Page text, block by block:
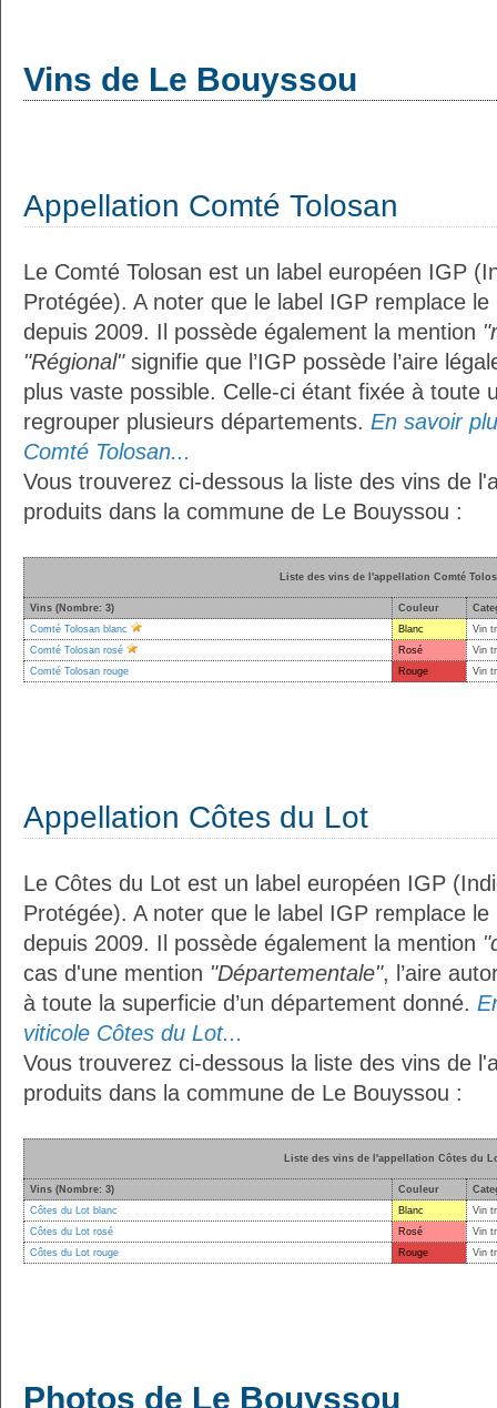
Vins de Le Bouyssou
Appellation Comté Tolosan
Le Comté Tolosan est un label européen IGP
Protégée). A noter que le label IGP remplace
depuis 2009. Il possède également la mention
"Régional"signifie que l’IGP possède l’aire
plus vaste possible. Celle-ci étant fixée à toute
regrouper plusieurs départements. En savoir
Comté Tolosan...
Vous trouverez ci-dessous la liste des vins de
produits dans la commune de Le Bouyssou :
Liste des vins de l'appellation Comté
Vins (Nombre: 3) Couleur
Comté Tolosan blanc
Blanc
Vin
Comté Tolosan rosé
Rosé
Vin
Comté Tolosan rouge
Rouge Vin
Appellation Côtes du Lot
Le Côtes du Lot est un label européen IGP
Protégée). A noter que le label IGP remplace
depuis 2009. Il possède également la mention
cas d'une mention "Départementale", l’aire
à toute la superficie d’un département donné.
viticole Côtes du Lot...
Vous trouverez ci-dessous la liste des vins de
produits dans la commune de Le Bouyssou :
Liste des vins de l'appellation Côtes du
Vins (Nombre: 3) Couleur
Côtes du Lot blanc
Blanc
Vin
Côtes du Lot rosé
Rosé
Vin
Côtes du Lot rouge
Rouge Vin
Photos de Le Bouyssou